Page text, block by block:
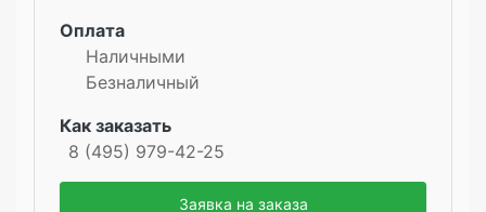
Оплата
Наличными
Безналичный
Как заказать
8 (495) 979-42-25
Заявка на заказа